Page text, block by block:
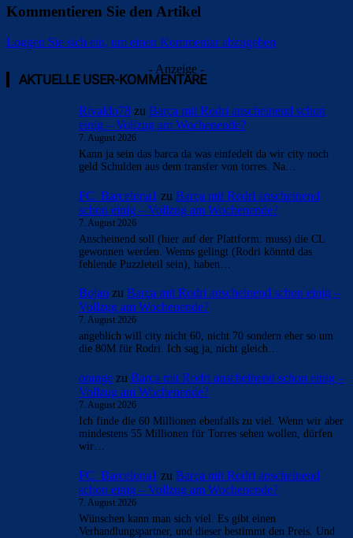
Kommentieren Sie den Artikel
Loggen Sie sich ein, um einen Kommentar abzugeben
- Anzeige -
AKTUELLE USER-KOMMENTARE
Rivaldo78 zu Barça mit Rodri anscheinend schon
einig – Vollzug am Wochenende?
7. August 2026
Kann ja sein das barca da was einfedelt da wir city noch
geld Schulden aus dem transfer von torres. Na…
FC_Barcelona1 zu Barça mit Rodri anscheinend
schon einig – Vollzug am Wochenende?
7. August 2026
Anscheinend soll (hier auf der Plattform: muss) die CL
gewonnen werden. Wenns gelingt (Rodri könntd das
fehlende Puzzleteil sein), haben…
Bojan zu Barça mit Rodri anscheinend schon einig –
Vollzug am Wochenende?
7. August 2026
angeblich will city nicht 60, nicht 70 sondern eher so um
die 80M für Rodri. Ich sag ja, nicht gleich…
orange zu Barça mit Rodri anscheinend schon einig –
Vollzug am Wochenende?
7. August 2026
Ich finde die 60 Millionen ebenfalls zu viel. Wenn wir aber
mindestens 55 Millionen für Torres sehen wollen, dürfen
wir…
FC_Barcelona1 zu Barça mit Rodri anscheinend
schon einig – Vollzug am Wochenende?
7. August 2026
Wünschen kann man sich viel. Es gibt einen
Verhandlungspartner, und dieser bestimmt den Preis. Und